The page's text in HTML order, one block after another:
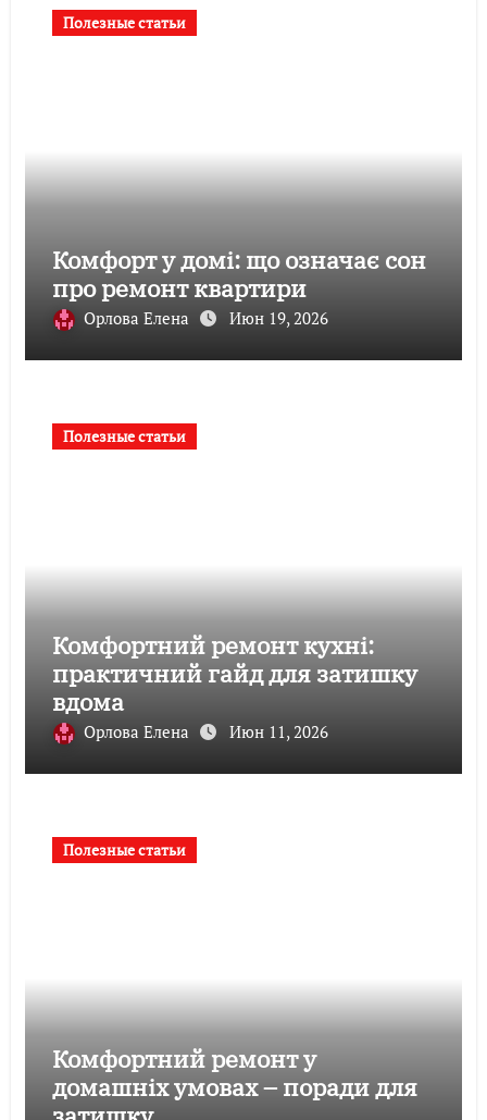
Полезные статьи
Комфорт у домі: що означає сон
про ремонт квартири
Орлова Елена Июн 19, 2026
Полезные статьи
Комфортний ремонт кухні:
практичний гайд для затишку
вдома
Орлова Елена Июн 11, 2026
Полезные статьи
Комфортний ремонт у
домашніх умовах – поради для